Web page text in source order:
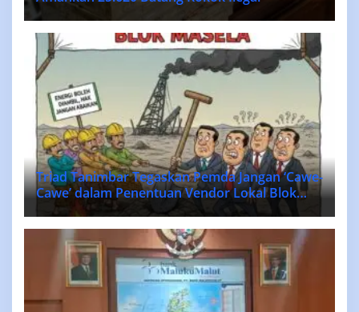
Triad Tanimbar Tegaskan Pemda Jangan ‘Cawe-
Cawe’ dalam Penentuan Vendor Lokal Blok
MASELA.